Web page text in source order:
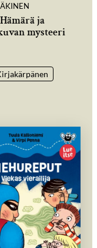
ja
mysteeri